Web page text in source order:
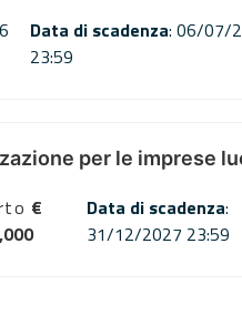
Data di scadenza: 06/07/
23:59
per le imprese
€
Data di scadenza:
31/12/2027 23:59